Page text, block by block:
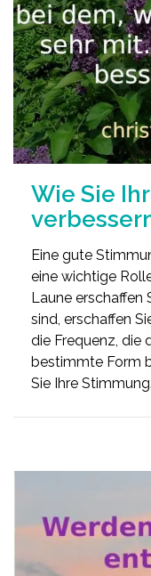
Wie Sie
Eine gute
eine wichtige
Laune erschaffen
sind, erschaffen
die Frequenz, die
bestimmte Form
Sie Ihre